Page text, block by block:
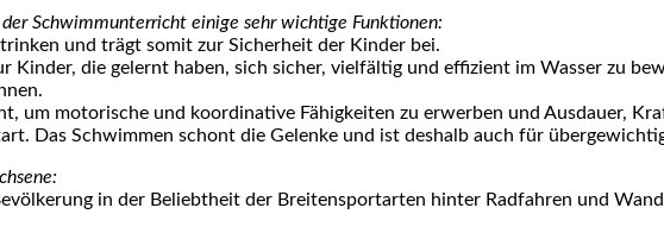
Schwimm­un­ter­richt eini­ge sehr wich­ti­ge Funk­tio­nen:
und trägt somit zur Sicher­heit der Kin­der bei.
die gelernt haben, sich sicher, viel­fäl­tig und effi­zi­ent im Was­ser zu
um moto­ri­sche und koor­di­na­ti­ve Fähig­kei­ten zu erwer­ben und Aus­dau­er,
Das Schwim­men schont die Gelen­ke und ist des­halb auch für
in der Beliebt­heit der Brei­ten­sport­ar­ten hin­ter Rad­fah­ren und